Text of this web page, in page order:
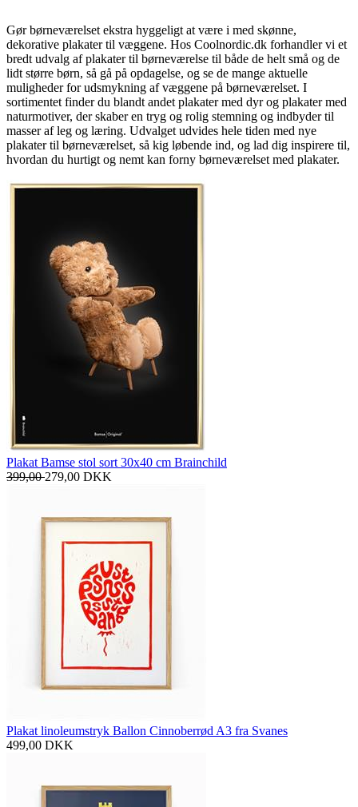
Gør børneværelset ekstra hyggeligt at være i med skønne,
dekorative plakater til væggene. Hos Coolnordic.dk forhandler vi et
bredt udvalg af plakater til børneværelse til både de helt små og de
lidt større børn, så gå på opdagelse, og se de mange aktuelle
muligheder for udsmykning af væggene på børneværelset. I
sortimentet finder du blandt andet plakater med dyr og plakater med
naturmotiver, der skaber en tryg og rolig stemning og indbyder til
masser af leg og læring. Udvalget udvides hele tiden med nye
plakater til børneværelset, så kig løbende ind, og lad dig inspirere til,
hvordan du hurtigt og nemt kan forny børneværelset med plakater.
Plakat Bamse stol sort 30x40 cm Brainchild
399,00279,00 DKK
Plakat linoleumstryk Ballon Cinnoberrød A3 fra Svanes
499,00 DKK